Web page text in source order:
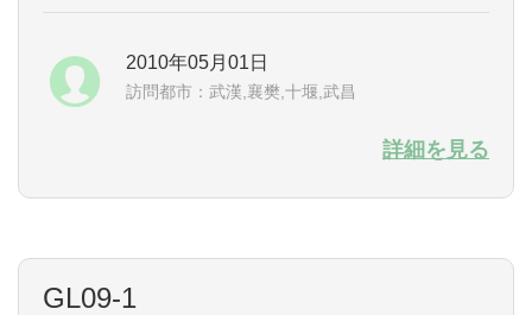
のですが、陳様は、自分の好きな訪問場所?訪問順
番を可能な限り選ぶことができました。 滞在時間も
出来るだけ本人の納得いくように設定していただき
2010年05月01日
訪問都市：武漢,襄樊,十堰,武昌
詳細を見る
GL09-1